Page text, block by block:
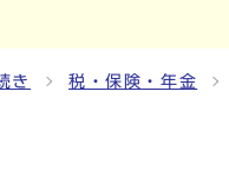
き 税・保険・年金